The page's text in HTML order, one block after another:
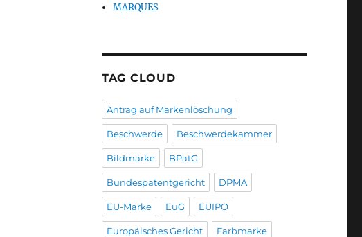
MARQUES
TAG CLOUD
Antrag auf Markenlöschung
Beschwerde Beschwerdekammer
Bildmarke BPatG
Bundespatentgericht DPMA
EU-Marke EuG EUIPO
Europäisches Gericht Farbmarke